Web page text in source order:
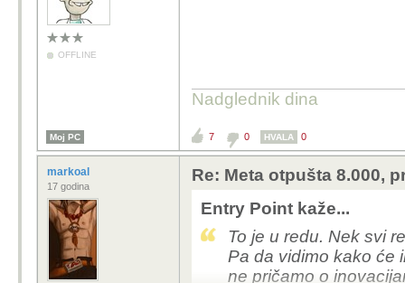
OFFLINE
Nadglednik dina
Moj PC 7 0 HVALA 0
markoal
17 godina
Re: Meta otpušta 8.000,
Entry Point kaže...
To je u redu. Nek svi
Pa da vidimo kako će
ne pričamo o